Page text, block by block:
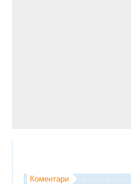
Коментари